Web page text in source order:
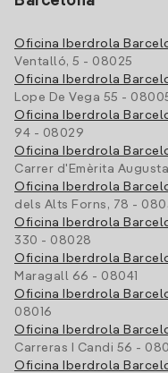
Oficina Iberdrola
Ventalló, 5 - 08025
Oficina Iberdrola
Lope De Vega 55 -
Oficina Iberdrola
94 - 08029
Oficina Iberdrola
Carrer d'Emèrita
Oficina Iberdrola
dels Alts Forns, 78 -
Oficina Iberdrola
330 - 08028
Oficina Iberdrola
Maragall 66 - 08041
Oficina Iberdrola
08016
Oficina Iberdrola
Carreras I Candi 56 -
Oficina Iberdrola